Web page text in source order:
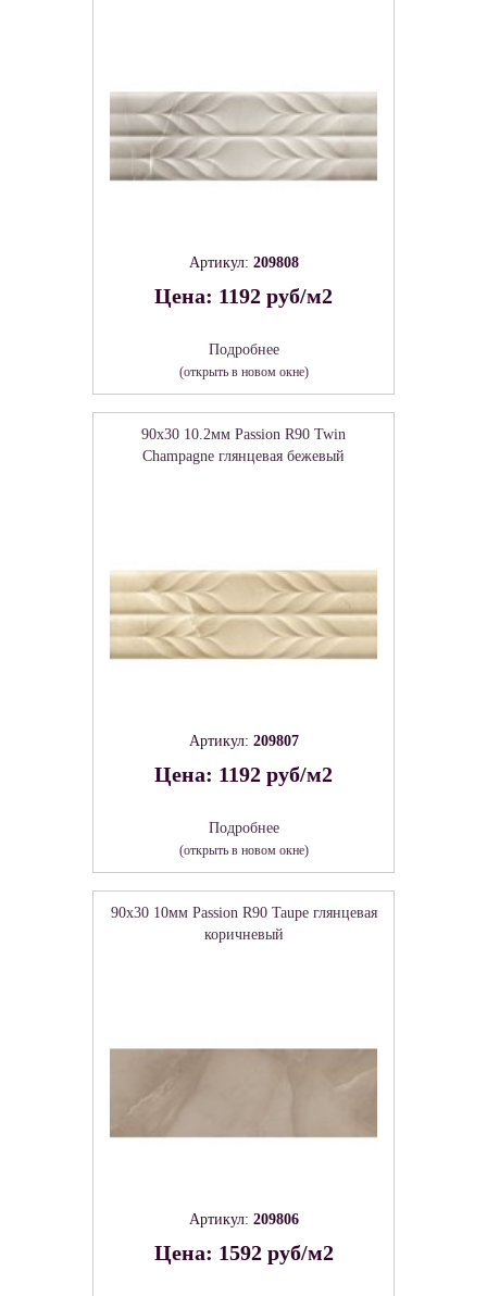
Артикул: 209808
Цена: 1192 руб/м2
Подробнее
(открыть в новом окне)
90x30 10.2мм Passion R90 Twin
Champagne глянцевая бежевый
Артикул: 209807
Цена: 1192 руб/м2
Подробнее
(открыть в новом окне)
90x30 10мм Passion R90 Taupe глянцевая
коричневый
Артикул: 209806
Цена: 1592 руб/м2